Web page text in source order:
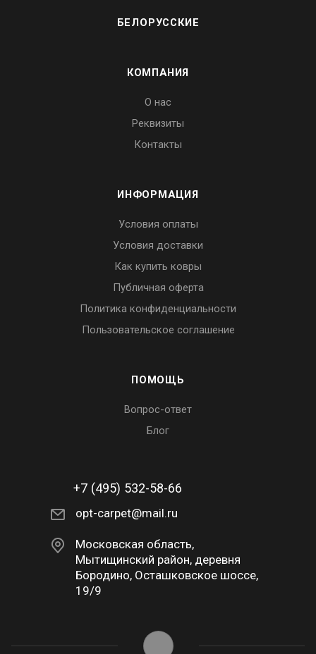
БЕЛОРУССКИЕ
КОМПАНИЯ
О нас
Реквизиты
Контакты
ИНФОРМАЦИЯ
Условия оплаты
Условия доставки
Как купить ковры
Публичная оферта
Политика конфиденциальности
Пользовательское соглашение
ПОМОЩЬ
Вопрос-ответ
Блог
+7 (495) 532-58-66
opt-carpet@mail.ru
Московская область,
Мытищинский район, деревня
Бородино, Осташковское шоссе,
19/9